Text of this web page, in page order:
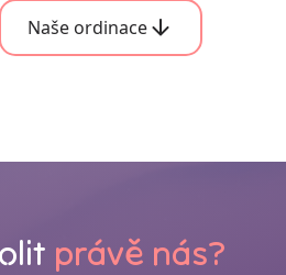
Naše ordinace
právě nás?